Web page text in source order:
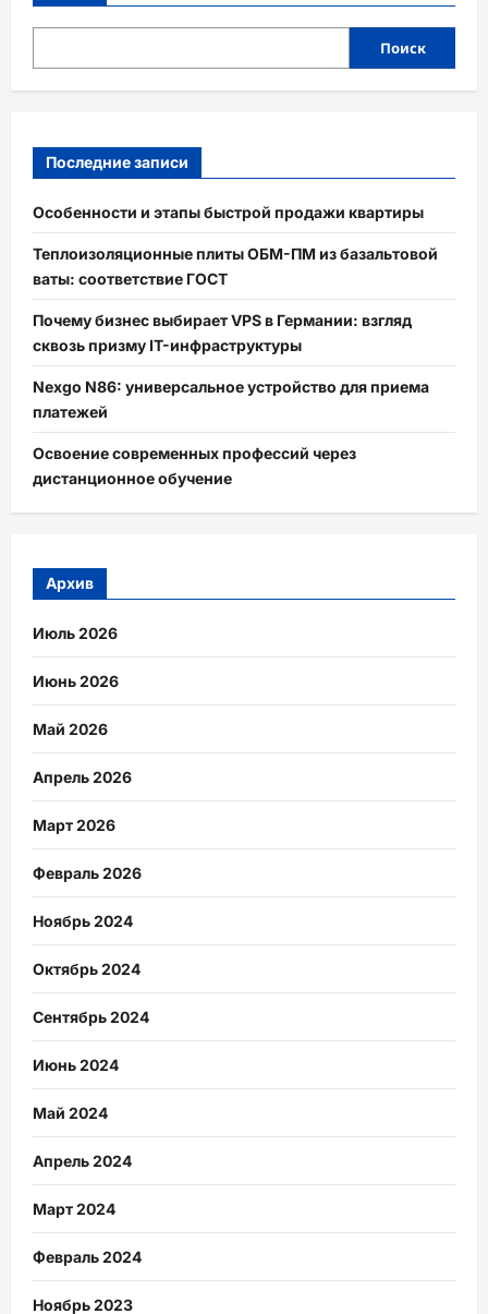
Поиск
Последние записи
Особенности и этапы быстрой продажи квартиры
Теплоизоляционные плиты ОБМ-ПМ из базальтовой
ваты: соответствие ГОСТ
Почему бизнес выбирает VPS в Германии: взгляд
сквозь призму IT-инфраструктуры
Nexgo N86: универсальное устройство для приема
платежей
Освоение современных профессий через
дистанционное обучение
Архив
Июль 2026
Июнь 2026
Май 2026
Апрель 2026
Март 2026
Февраль 2026
Ноябрь 2024
Октябрь 2024
Сентябрь 2024
Июнь 2024
Май 2024
Апрель 2024
Март 2024
Февраль 2024
Ноябрь 2023